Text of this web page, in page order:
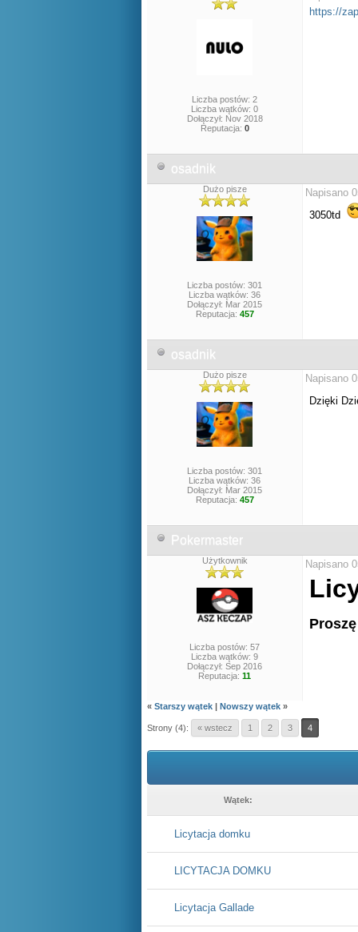
Liczba postów: 2
Liczba wątków: 0
Dołączył: Nov 2018
Reputacja: 0
https://
osadnik
Dużo pisze
Liczba postów: 301
Liczba wątków: 36
Dołączył: Mar 2015
Reputacja: 457
Napisano
3050td
osadnik
Dużo pisze
Liczba postów: 301
Liczba wątków: 36
Dołączył: Mar 2015
Reputacja: 457
Napisano
Dzięki
Pokermaster
Użytkownik
Liczba postów: 57
Liczba wątków: 9
Dołączył: Sep 2016
Reputacja: 11
Napisano
« Starszy wątek | Nowszy wątek »
Strony (4): « wstecz 1 2 3 4
Wątek:
Licytacja domku
LICYTACJA DOMKU
Licytacja Gallade